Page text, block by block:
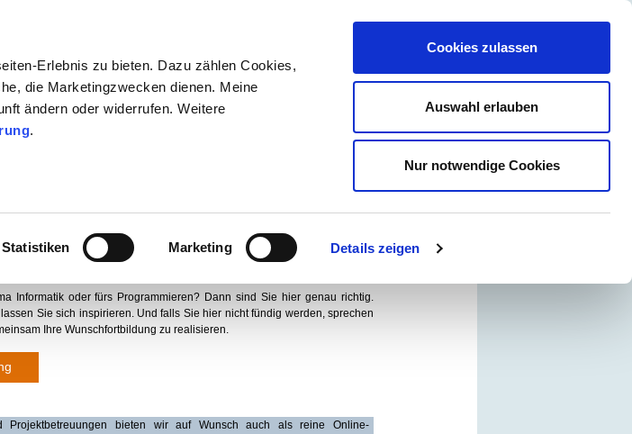
Erlebnis zu bieten. Dazu zählen Cookies,
die Marketingzwecken dienen. Meine
ändern oder widerrufen. Weitere
.
Statistiken Marketing Details zeigen
Cookies zulassen
Auswahl erlauben
Nur notwendige Cookies
Über uns
Informatik oder fürs Programmieren? Dann sind Sie hier genau richtig.
Sie sich inspirieren. Und falls Sie hier nicht fündig werden, sprechen
Ihre Wunschfortbildung zu realisieren.
Projektbetreuungen bieten wir auf Wunsch auch als reine Online-
Ihr Ansprechpartner
Norbert Thien